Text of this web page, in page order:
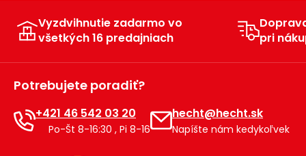
Vyzdvihnutie zadarmo vo
všetkých 16 predajniach
pri
Potrebujete poradiť?
+421 46 542 03 20
Po-Št 8-16:30 , Pi 8-16
hecht@hecht.sk
Napíšte nám kedykoľvek